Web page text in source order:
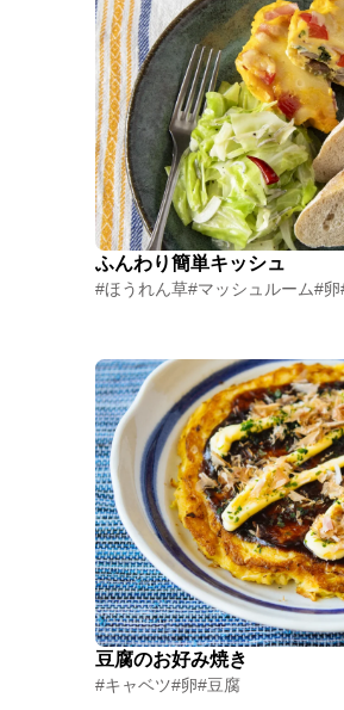
ふんわり簡単キッシュ
#ほうれん草#マッシュルーム#卵
豆腐のお好み焼き
#キャベツ#卵#豆腐